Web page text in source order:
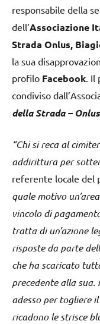
responsabile della
dell’Associazione
Strada Onlus,
la sua
profilo Facebook. Il
condiviso
della Strada –
“Chi si reca al
addirittura per
referente locale del
quale motivo
vincolo di
tratta di un’azione
risposte da parte
che ha scaricato
precedente alla
adesso per togliere
ricadono le strisce